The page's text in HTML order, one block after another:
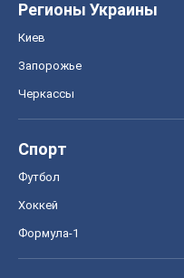
Регионы Украины
Киев
Запорожье
Черкассы
Спорт
Футбол
Хоккей
Формула-1